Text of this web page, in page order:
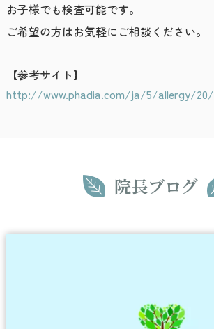
お子様でも検査可能です。
ご希望の方はお気軽にご相談ください。
【参考サイト】
http://www.phadia.com/ja/5/allergy/20/
院長ブログ